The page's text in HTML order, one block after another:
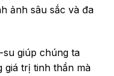
ảnh sâu sắc và đa
su giúp chúng ta
trị tinh thần mà